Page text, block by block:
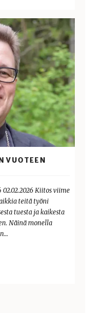
VUOTEEN
Kiitos viime
teitä työni
tuesta ja kaikesta
Näinä monella